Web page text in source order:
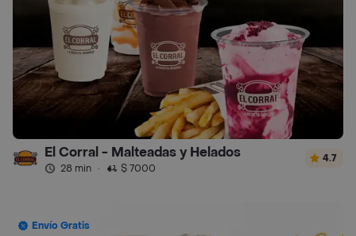
El Corral - Malteadas y Helados
28 min · $ 7000
4.7
Envío Gratis